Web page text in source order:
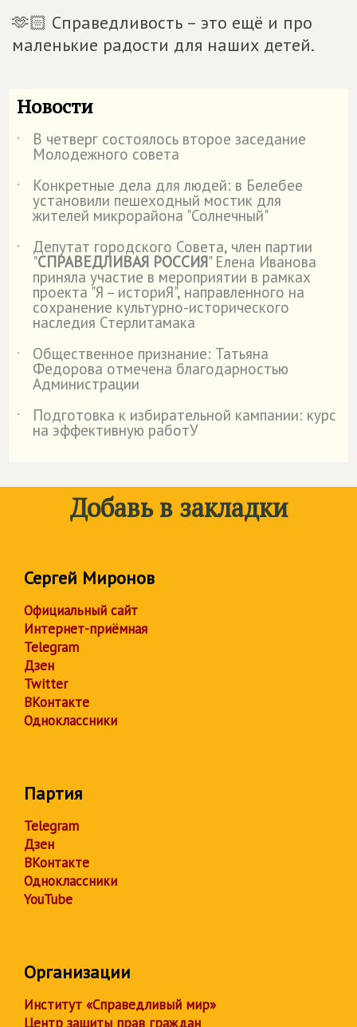
🫶🏻 Справедливость – это ещё и про
маленькие радости для наших детей.
Новости
˙ В четверг состоялось второе заседание
Молодежного совета
˙
Конкретные дела для людей: в Белебее
установили пешеходный мостик для
жителей микрорайона "Солнечный"
˙
Депутат городского Совета, член партии
"СПРАВЕДЛИВАЯ РОССИЯ" Елена Иванова
приняла участие в мероприятии в рамках
проекта "Я – историЯ", направленного на
сохранение культурно-исторического
наследия Стерлитамака
˙
Общественное признание: Татьяна
Федорова отмечена благодарностью
Администрации
˙
Подготовка к избирательной кампании: курс
на эффективную работУ
Добавь в закладки
Сергей Миронов
Официальный сайт
Интернет-приёмная
Telegram
Дзен
Twitter
ВКонтакте
Одноклассники
Партия
Telegram
Дзен
ВКонтакте
Одноклассники
YouTube
Организации
Институт «Справедливый мир»
Центр защиты прав граждан